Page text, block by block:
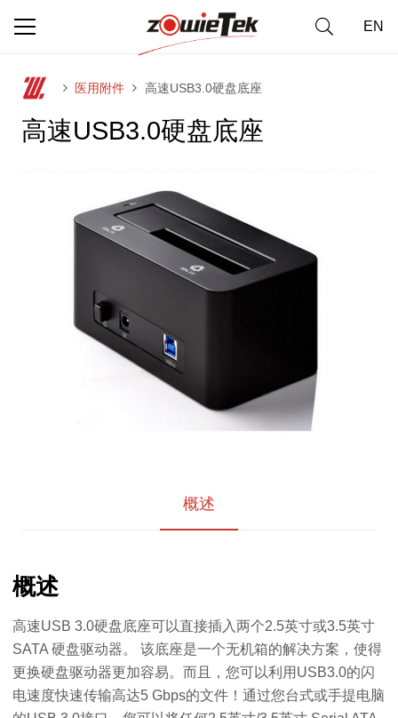
EN
医用附件 高速USB3.0硬盘底座
高速USB3.0硬盘底座
概述
概述
高速USB 3.0硬盘底座可以直接插入两个2.5英寸或3.5英寸
SATA 硬盘驱动器。 该底座是一个无机箱的解决方案，使得
更换硬盘驱动器更加容易。而且，您可以利用USB3.0的闪
电速度快速传输高达5 Gbps的文件！通过您台式或手提电脑